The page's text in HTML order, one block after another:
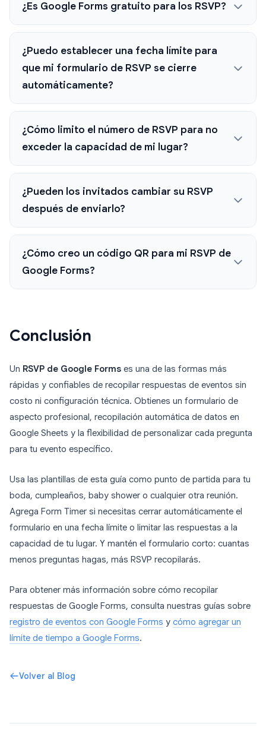
¿Es Google Forms gratuito para los RSVP?
¿Puedo establecer una fecha límite para
que mi formulario de RSVP se cierre
automáticamente?
¿Cómo limito el número de RSVP para no
exceder la capacidad de mi lugar?
¿Pueden los invitados cambiar su RSVP
después de enviarlo?
¿Cómo creo un código QR para mi RSVP de
Google Forms?
Conclusión
Un RSVP de Google Forms es una de las formas más
rápidas y confiables de recopilar respuestas de eventos sin
costo ni configuración técnica. Obtienes un formulario de
aspecto profesional, recopilación automática de datos en
Google Sheets y la flexibilidad de personalizar cada pregunta
para tu evento específico.
Usa las plantillas de esta guía como punto de partida para tu
boda, cumpleaños, baby shower o cualquier otra reunión.
Agrega Form Timer si necesitas cerrar automáticamente el
formulario en una fecha límite o limitar las respuestas a la
capacidad de tu lugar. Y mantén el formulario corto: cuantas
menos preguntas hagas, más RSVP recopilarás.
Para obtener más información sobre cómo recopilar
respuestas de Google Forms, consulta nuestras guías sobre
registro de eventos con Google Forms y cómo agregar un
límite de tiempo a Google Forms.
Volver al Blog